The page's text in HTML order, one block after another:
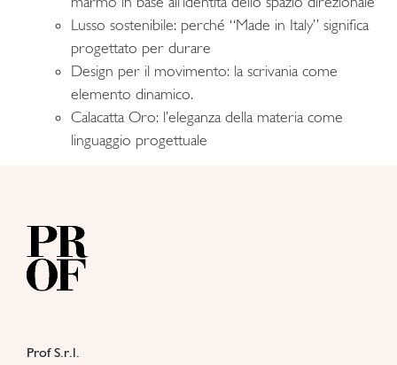
Lusso sostenibile: perché “Made in Italy” significa
progettato per durare
Design per il movimento: la scrivania come
elemento dinamico.
Calacatta Oro: l’eleganza della materia come
linguaggio progettuale
Prof S.r.l.